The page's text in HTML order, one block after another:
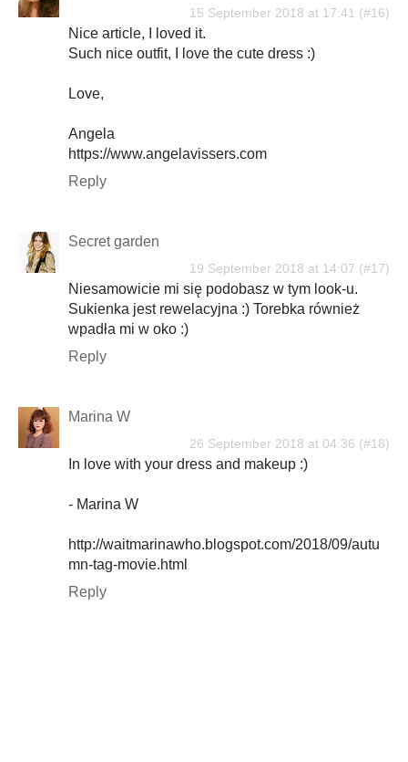
15 September 2018 at 17:41
Nice article, I loved it.
Such nice outfit, I love the cute dress :)
Love,
Angela
https://www.angelavissers.com
Reply
Secret garden
19 September 2018 at 14:07
Niesamowicie mi się podobasz w tym look-u.
Sukienka jest rewelacyjna :) Torebka również
wpadła mi w oko :)
Reply
Marina W
26 September 2018 at 04:36
In love with your dress and makeup :)
- Marina W
http://waitmarinawho.blogspot.com/2018/09/autu
mn-tag-movie.html
Reply